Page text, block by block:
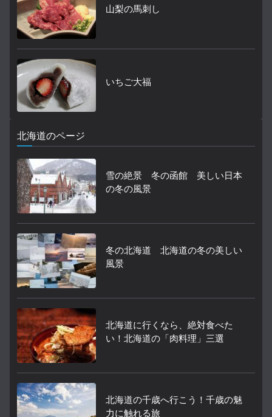
山梨の馬刺し
いちご大福
北海道のページ
雪の絶景 冬の函館 美しい日本
の冬の風景
冬の北海道 北海道の冬の美しい
風景
北海道に行くなら、絶対食べた
い！北海道の「肉料理」三選
北海道の千歳へ行こう！千歳の魅
力に触れる旅